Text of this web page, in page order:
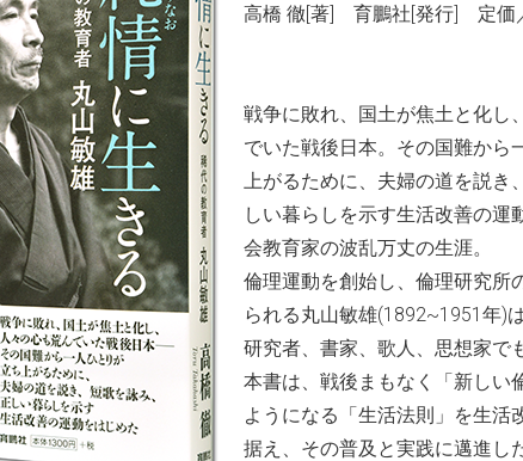
高橋 徹[著] 育鵬社[発行] 定価
戦争に敗れ、国土が焦土と化し
でいた戦後日本。その国難から
上がるために、夫婦の道を説き
しい暮らしを示す生活改善の運
会教育家の波乱万丈の生涯。
倫理運動を創始し、倫理研究所
られる丸山敏雄(1892~1951年)
研究者、書家、歌人、思想家で
本書は、戦後まもなく「新しい
ようになる「生活法則」を生活
据え、その普及と実践に邁進し